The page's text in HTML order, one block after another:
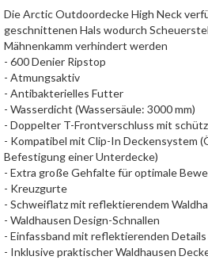
Die Arctic Outdoordecke High Neck
geschnittenen Hals wodurch
Mähnenkamm verhindert werden
- 600 Denier Ripstop
- Atmungsaktiv
- Antibakterielles Futter
- Wasserdicht (Wassersäule: 3000 mm)
- Doppelter T-Frontverschluss mit
- Kompatibel mit Clip-In Deckensystem
Befestigung einer Unterdecke)
- Extra große Gehfalte für optimale
- Kreuzgurte
- Schweiflatz mit reflektierendem
- Waldhausen Design-Schnallen
- Einfassband mit reflektierenden
- Inklusive praktischer Waldhausen